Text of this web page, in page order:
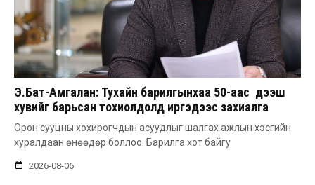
Э.Бат-Амгалан: Тухайн барилгынхаа 50-аас дээш
хувийг барьсан тохиолдолд иргэдээс захиалга
авдаг болгоно
Орон сууцны хохирогчдын асуудлыг шалгах ажлын хэсгийн
хуралдаан өнөөдөр боллоо. Барилга хот байгу
2026-08-06